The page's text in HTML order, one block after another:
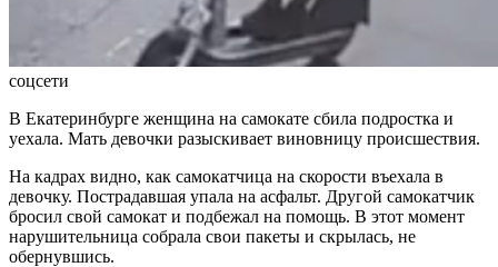
соцсети
В Екатеринбурге женщина на самокате сбила подростка и
уехала. Мать девочки разыскивает виновницу происшествия.
На кадрах видно, как самокатчица на скорости въехала в
девочку. Пострадавшая упала на асфальт. Другой самокатчик
бросил свой самокат и подбежал на помощь. В этот момент
нарушительница собрала свои пакеты и скрылась, не
обернувшись.